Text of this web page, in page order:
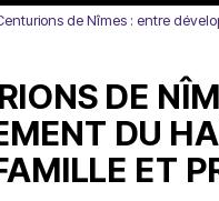
de Nîmes : entre
DE
DU
ET